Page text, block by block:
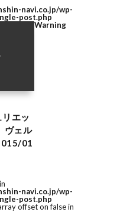
navi.co.jp/wp-
post.php
エッ
ヴェル
01
Warning
navi.co.jp/wp-
post.php
offset on false in